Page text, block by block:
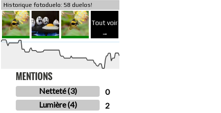
Historique fotoduelo: 58 duelos!
Tout voir
→
MENTIONS
Netteté (3)
0
Lumière (4)
2